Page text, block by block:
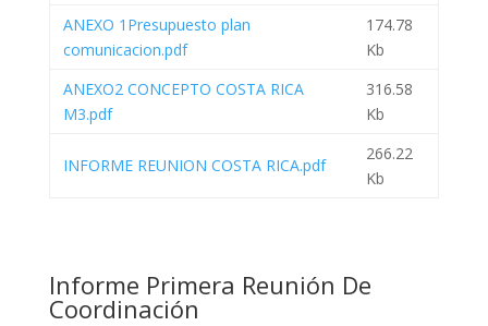
ANEXO 1Presupuesto plan
comunicacion.pdf
174.78
Kb
ANEXO2 CONCEPTO COSTA RICA
M3.pdf
316.58
Kb
INFORME REUNION COSTA RICA.pdf
266.22
Kb
Informe Primera Reunión De
Coordinación